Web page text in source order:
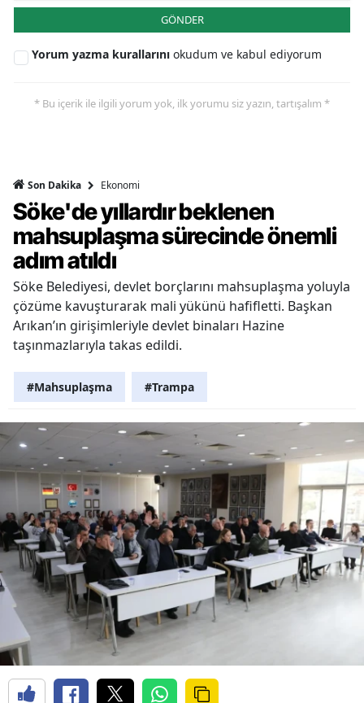
GÖNDER
Yorum yazma kurallarını okudum ve kabul ediyorum
* Bu içerik ile ilgili yorum yok, ilk yorumu siz yazın, tartışalım *
Son Dakika Ekonomi
Söke'de yıllardır beklenen
mahsuplaşma sürecinde önemli
adım atıldı
Söke Belediyesi, devlet borçlarını mahsuplaşma yoluyla
çözüme kavuşturarak mali yükünü hafifletti. Başkan
Arıkan’ın girişimleriyle devlet binaları Hazine
taşınmazlarıyla takas edildi.
#Mahsuplaşma #Trampa